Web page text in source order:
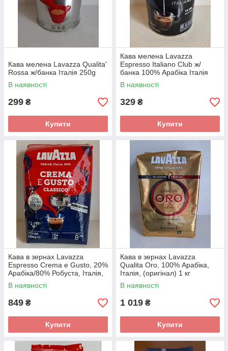
Кава мелена Lavazza Qualita'
Rossa ж/банка Італія 250g
В наявності
299 ₴
Купити
Кава мелена Lavazza
Espresso Italiano Club ж/
банка 100% Арабіка Італія
250g
В наявності
329 ₴
Купити
Кава в зернах Lavazza
Espresso Crema e Gusto, 20%
Арабіка/80% Робуста, Італія,
1 кг
В наявності
849 ₴
Купити
Кава в зернах Lavazza
Qualita Oro, 100% Арабіка,
Італія, (оригінал) 1 кг
В наявності
1 019 ₴
Купити